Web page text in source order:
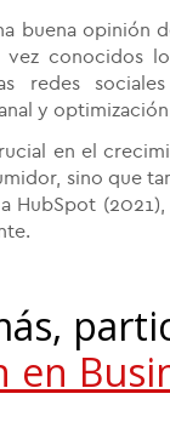
buena opinión
conocidos
redes
y
en el
sino que
HubSpot
en